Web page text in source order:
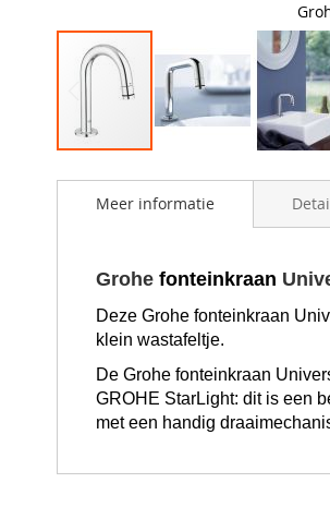
to
images
gallery
Meer informatie
Grohe fonteinkraan
Deze Grohe fonteinkraan
klein wastafeltje.
De Grohe fonteinkraan
GROHE StarLight: dit is een
met een handig